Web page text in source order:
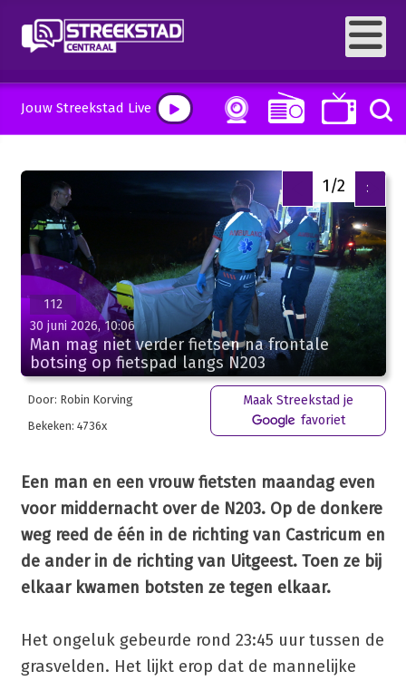
Jouw Streekstad Live
>
1/2
112
30 juni 2026, 10:06
Man mag niet verder fietsen na frontale
botsing op fietspad langs N203
Door: Robin Korving
Bekeken: 4736x
Maak Streekstad je
favoriet
Een man en een vrouw fietsten maandag even
voor middernacht over de N203. Op de donkere
weg reed de één in de richting van Castricum en
de ander in de richting van Uitgeest. Toen ze bij
elkaar kwamen botsten ze tegen elkaar.
Het ongeluk gebeurde rond 23:45 uur tussen de
grasvelden. Het lijkt erop dat de mannelijke